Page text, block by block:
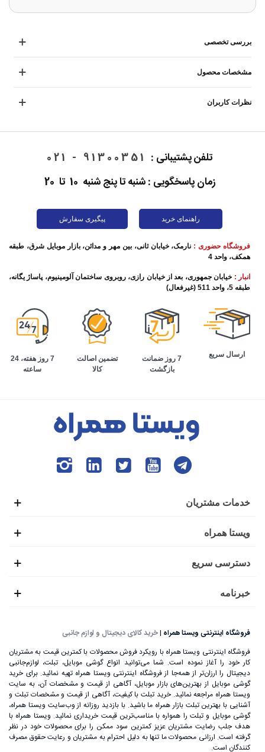
بررسی تخصصی
مشخصات محصول
نظرات کاربران
تلفن پشتیبانی : 91300351 - 021
زمان پاسخگویی : شنبه تا پنج شنبه 10 تا 20
راهنمای خرید پیگیری سفارش
فروشگاه حضوری : نارمک، خیابان ثانی، بین مهر و مدائن، بازار موبایل شرق، طبقه
همکف، واحد 4
انبار : خیابان جمهوری، بعد از خیابان رازی، روبروی ساختمان آلومینیوم، پاساژ یگانه،
طبقه 5، واحد 511 (غیرفعال)
ارسال سریع
7 روز ضمانت
بازگشت
تضمین اصالت
کالا
7 روز هفته، 24
ساعته
خدمات مشتریان
ویستا همراه
دسترسی سریع
خبرنامه
فروشگاه اینترنتی ویستا همراه |خرید کالای دیجیتال و لوازم جانبی
فروشگاه اینترنتی ویستا همراه با رویکرد فروش محصولات با کمترین قیمت به مشتریان
کار خود را آغاز نموده است. شما می‌توانید انواع گوشی موبایل، تبلت، لوازم‌جانبی
دیجیتال را ارزان‌تر از همه‌جا از فروشگاه اینترنتی ویستا همراه تهیه نمائید. برای خرید
گوشی موبایل از بهترین‌های بازار موبایل، آگاهی از قیمت و مشخصات آن، به ‌سایت
ویستا همراه مراجعه نمائید. خرید تبلت با کیفیت، آگاهی از قیمت و مشخصات تبلت و
آشنایی با بهترین تبلت بازار همراه ما باشید. با بازدید روزانه از وب‌سایت ویستا همراه،
گوشی موبایل و تبلت را همواره با مناسب‌ترین قیمت خریداری نمائید. ویستا همراه با
هدف جلب رضایت مشتریان عزیز کمترین سود ممکن را برای محصولات خود در نظر
گرفته است. ارزانی محصولات ما تنها به دلیل احترام به مشتریان و رعایت حقوق مصرف
کنندگان است.